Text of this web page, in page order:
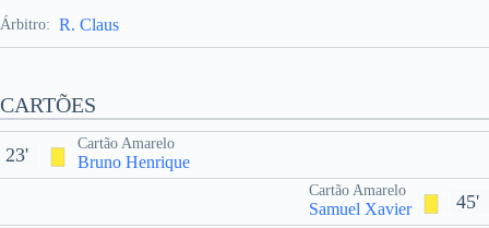
Árbitro: R. Claus
CARTÕES
Cartão Amarelo
Bruno Henrique
23'
45'
Cartão Amarelo
Samuel Xavier